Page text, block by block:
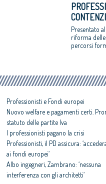
Presentato
riforma
percorsi
Professionisti e Fondi europei
Nuovo welfare e pagamenti certi.
statuto delle partite Iva
I professionisti pagano la crisi
Professionisti, il PD assicura:
ai fondi europei’
Albo ingegneri, Zambrano: ‘nessuna
interferenza con gli architetti’